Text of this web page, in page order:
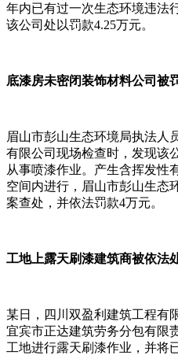
年内已有过一次生态环境违法
该公司处以罚款4.25万元。
底漆房未密闭装饰材料公司被
眉山市彭山生态环境局执法人
有限公司现场检查时，发现该
从事喷漆作业。产生含挥发性
空间内进行，眉山市彭山生态
案查处，并依法罚款4万元。
工地上露天刷漆建筑商被依法
某日，四川双盈利建筑工程
宜宾市正达建筑劳务分包有限
工地进行露天刷漆作业，并将